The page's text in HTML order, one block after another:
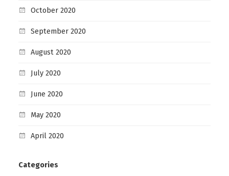
October 2020
September 2020
August 2020
July 2020
June 2020
May 2020
April 2020
Categories